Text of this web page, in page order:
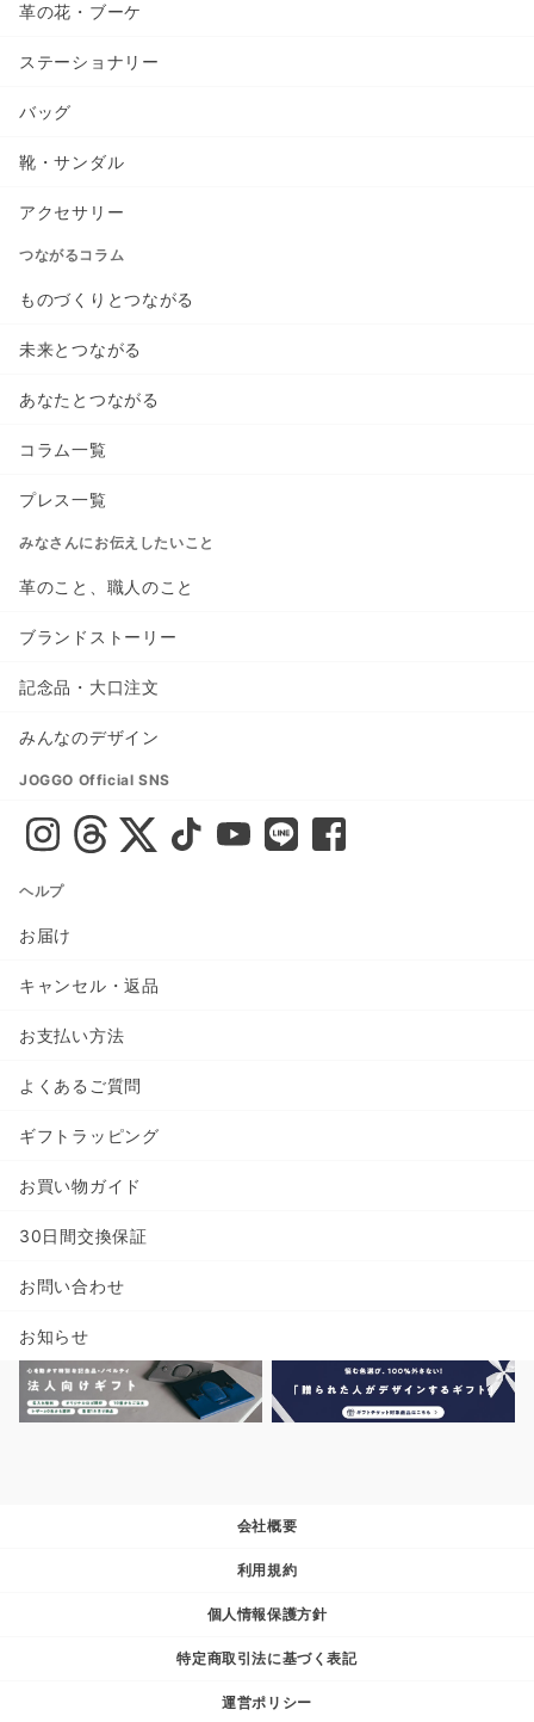
革の花・ブーケ
ステーショナリー
バッグ
靴・サンダル
アクセサリー
つながるコラム
ものづくりとつながる
未来とつながる
あなたとつながる
コラム一覧
プレス一覧
みなさんにお伝えしたいこと
革のこと、職人のこと
ブランドストーリー
記念品・大口注文
みんなのデザイン
JOGGO Official SNS
ヘルプ
お届け
キャンセル・返品
お支払い方法
よくあるご質問
ギフトラッピング
お買い物ガイド
30日間交換保証
お問い合わせ
お知らせ
会社概要
利用規約
個人情報保護方針
特定商取引法に基づく表記
運営ポリシー